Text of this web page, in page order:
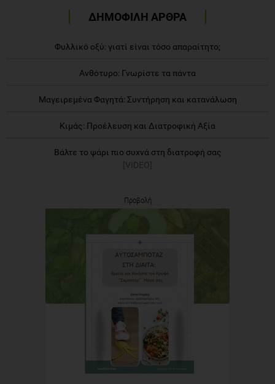
ΔΗΜΟΦΙΛΗ ΑΡΘΡΑ
Φυλλικό οξύ: γιατί είναι τόσο απαραίτητο;
Ανθότυρο: Γνωρίστε τα πάντα
Μαγειρεμένα Φαγητά: Συντήρηση και κατανάλωση
Κιμάς: Προέλευση και Διατροφική Αξία
Βάλτε το ψάρι πιο συχνά στη διατροφή σας
[VIDEO]
Προβολή